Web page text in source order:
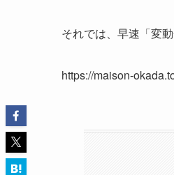
それでは、早速「変
https://maison-